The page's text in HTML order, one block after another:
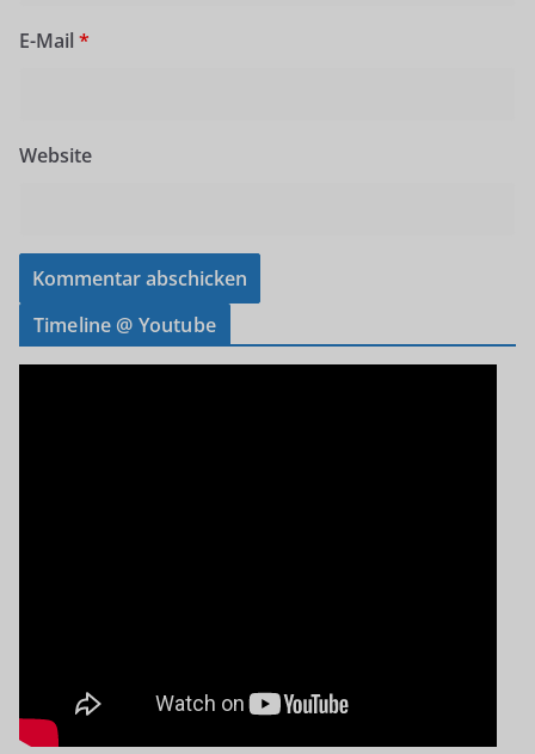
E-Mail *
Website
Timeline @ Youtube